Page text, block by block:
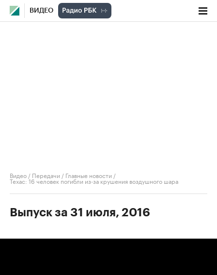
ВИДЕО
Видео / Передачи / Главные новости /
Техас: 16 человек погибли из-за крушения воздушного шара
Выпуск за 31 июля, 2016